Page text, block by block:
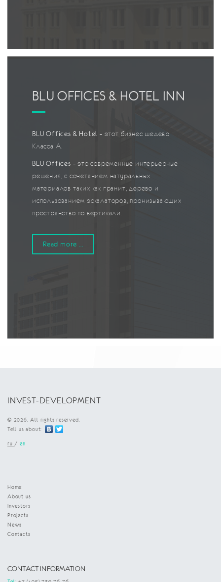
BLU OFFICES & HOTEL INN
BLU Offices & Hotel – этот бизнес шедевр
Класса А.
BLU Offices – это современные интерьерные
решения, с сочетанием натуральных
материалов таких как гранит, дерево и
использованием эскалаторов, пронизывающих
пространство по вертикали.
Read more ...
INVEST-DEVELOPMENT
© 2026. All rights reserved.
Tell us about:
ru / en
Home
About us
Investors
Projects
News
Contacts
CONTACT INFORMATION